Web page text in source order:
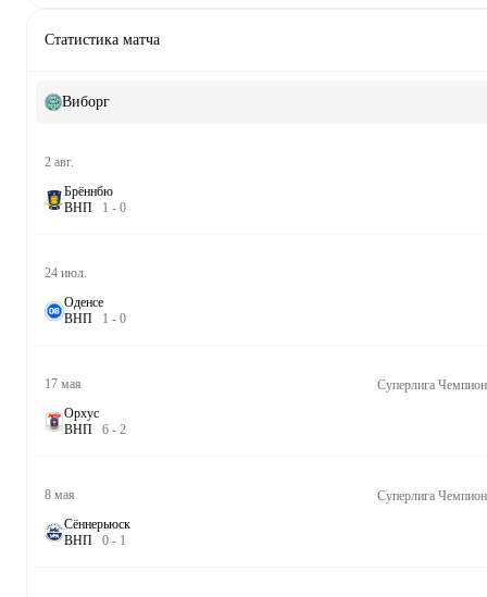
Статистика матча
Виборг
2 авг.
Брённбю
ВНП 1 - 0
24 июл.
Оденсе
ВНП 1 - 0
17 мая
Орхус
ВНП 6 - 2
8 мая
Сённерьюск
ВНП 0 - 1